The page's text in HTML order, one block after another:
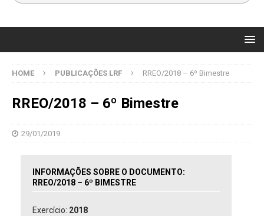
HOME PUBLICAÇÕES LRF RREO/2018 – 6º Bimestre
RREO/2018 – 6º Bimestre
29/01/2019
INFORMAÇÕES SOBRE O DOCUMENTO:
RREO/2018 – 6º BIMESTRE
Exercício: 2018